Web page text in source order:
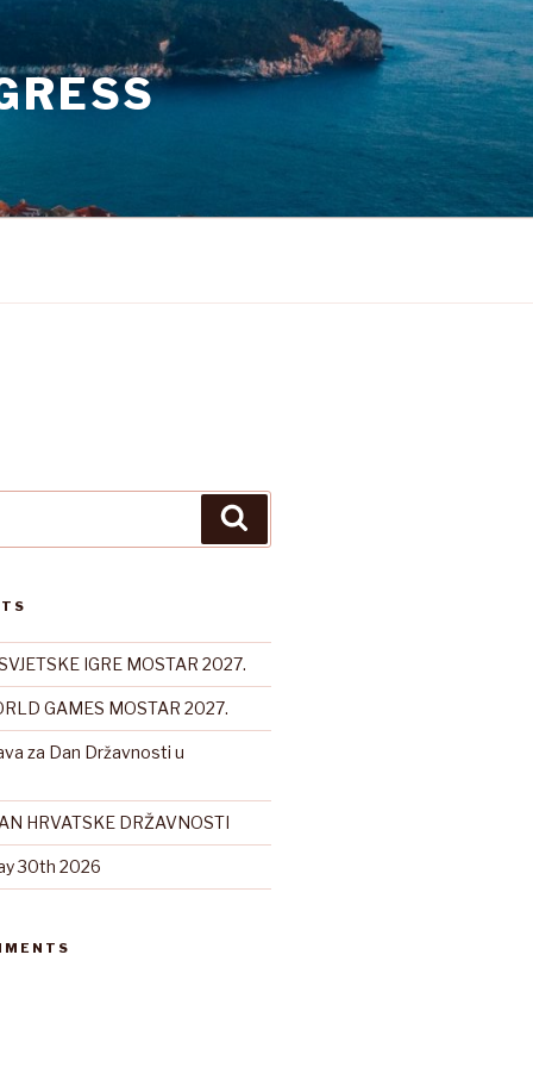
IGRE MOSTAR 2027.
GAMES MOSTAR 2027.
za Dan Državnosti u
HRVATSKE DRŽAVNOSTI
30th 2026